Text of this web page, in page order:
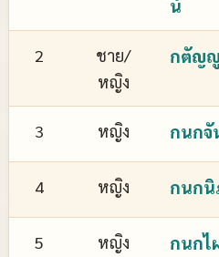
น์
2
ชาย/
หญิง
กตัญญู
3 หญิง กนกจั
4 หญิง กนกนิ
5 หญิง กนกไ